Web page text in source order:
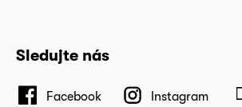
Sledujte nás
Facebook Instagram